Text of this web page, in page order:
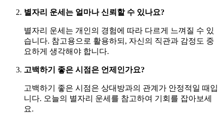
별자리 운세는 얼마나 신뢰할 수 있나요?
별자리 운세는 개인의 경험에 따라 다르게 느껴질 수 있
습니다. 참고용으로 활용하되, 자신의 직관과 감정도 중
요하게 생각해야 합니다.
고백하기 좋은 시점은 언제인가요?
고백하기 좋은 시점은 상대방과의 관계가 안정적일 때입
니다. 오늘의 별자리 운세를 참고하여 기회를 잡아보세
요.